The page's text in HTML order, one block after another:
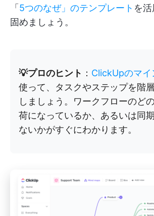
「 5つのなぜ」のテンプレート を
固めましょう。
💡プロのヒント ： ClickUpのマイ
使って、タスクやステップを階
しましょう。ワークフローのど
荷になっているか、あるいは同
ないかがすぐにわかります。